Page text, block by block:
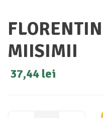
MIISIMII
37,44 lei